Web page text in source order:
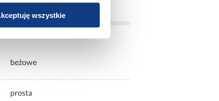
wszystkie
beżowe
prosta